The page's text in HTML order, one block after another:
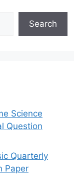
Search
Science
Question
Quarterly
Paper